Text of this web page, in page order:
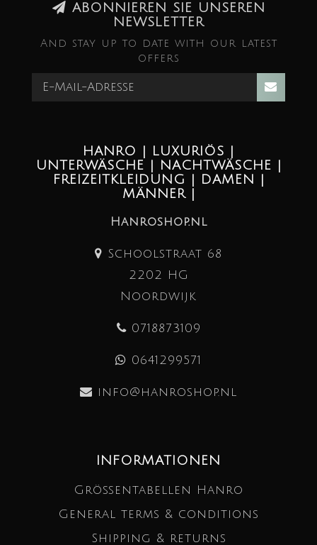
ABONNIEREN SIE UNSEREN
NEWSLETTER
And stay up to date with our latest
offers
HANRO | LUXURIÖS |
UNTERWÄSCHE | NACHTWÄSCHE |
FREIZEITKLEIDUNG | DAMEN |
MÄNNER |
Hanroshop.nl
Schoolstraat 68
2202 HG
Noordwijk
0718873109
0641299571
info@hanroshop.nl
INFORMATIONEN
Größentabellen Hanro
General terms & conditions
Shipping & returns